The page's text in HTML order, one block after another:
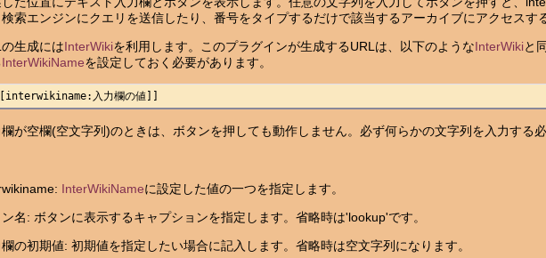
検索エンジンにクエリを送信したり、番号をタイプするだけで該当するアーカイブにアクセスす
生成にはInterWikiを利用します。このプラグインが生成するURLは、以下のようなInterWikiと
InterWikiNameを設定しておく必要があります。
入力欄の値]]
欄が空欄(空文字列)のときは、ボタンを押しても動作しません。必ず何らかの文字列を入力する
InterWikiNameに設定した値の一つを指定します。
名: ボタンに表示するキャプションを指定します。省略時は'lookup'です。
欄の初期値: 初期値を指定したい場合に記入します。省略時は空文字列になります。